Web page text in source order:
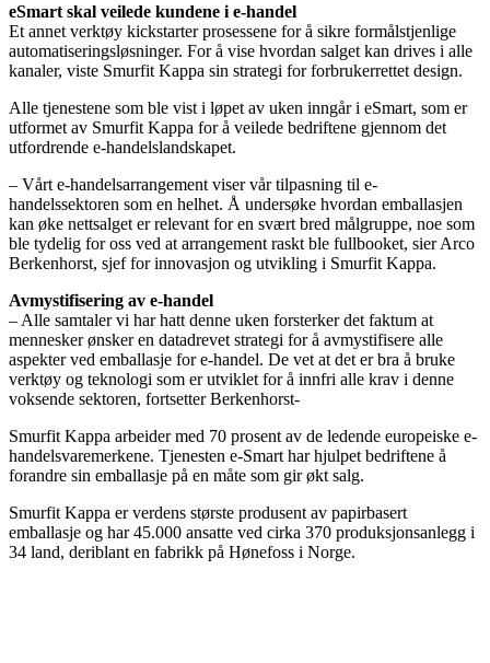
eSmart skal veilede kundene i e-handel
Et annet verktøy kickstarter prosessene for å sikre formålstjenlige
automatiseringsløsninger. For å vise hvordan salget kan drives i alle
kanaler, viste Smurfit Kappa sin strategi for forbrukerrettet design.
Alle tjenestene som ble vist i løpet av uken inngår i eSmart, som er
utformet av Smurfit Kappa for å veilede bedriftene gjennom det
utfordrende e-handelslandskapet.
– Vårt e-handelsarrangement viser vår tilpasning til e-
handelssektoren som en helhet. Å undersøke hvordan emballasjen
kan øke nettsalget er relevant for en svært bred målgruppe, noe som
ble tydelig for oss ved at arrangement raskt ble fullbooket, sier Arco
Berkenhorst, sjef for innovasjon og utvikling i Smurfit Kappa.
Avmystifisering av e-handel
– Alle samtaler vi har hatt denne uken forsterker det faktum at
mennesker ønsker en datadrevet strategi for å avmystifisere alle
aspekter ved emballasje for e-handel. De vet at det er bra å bruke
verktøy og teknologi som er utviklet for å innfri alle krav i denne
voksende sektoren, fortsetter Berkenhorst-
Smurfit Kappa arbeider med 70 prosent av de ledende europeiske e-
handelsvaremerkene. Tjenesten e-Smart har hjulpet bedriftene å
forandre sin emballasje på en måte som gir økt salg.
Smurfit Kappa er verdens største produsent av papirbasert
emballasje og har 45.000 ansatte ved cirka 370 produksjonsanlegg i
34 land, deriblant en fabrikk på Hønefoss i Norge.